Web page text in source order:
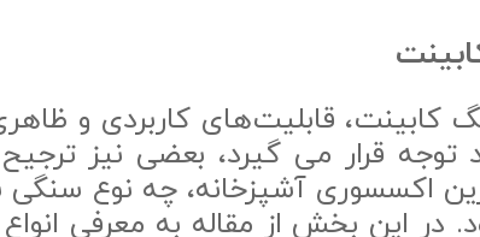
کابینت، قابلیت‌های کاربردی و
توجه قرار می گیرد، بعضی نیز
اکسسوری آشپزخانه، چه نوع
در این بخش از مقاله به معرفی